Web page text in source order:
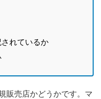
れているか
販売店かどうかです。マ